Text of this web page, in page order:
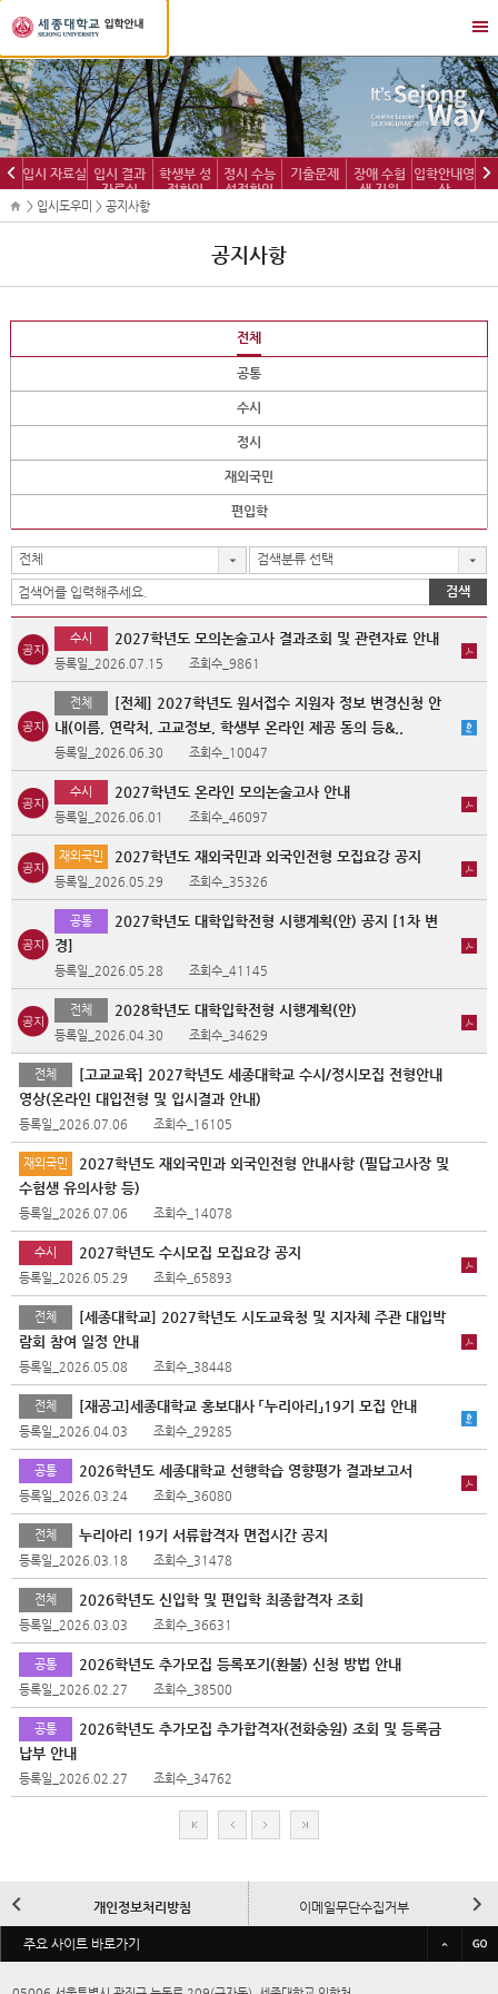
세
종
대
학
교
입
학
정
보
뉴
열
기/
닫
기
이
전
다
음
입시 자료실 입시 결과
자료실
학생부 성
적확인
정시 수능
성적확인
기출문제
장애 수험
생 지원
입학안내영
상
> 입시도우미 > 공지사항
공지사항
전체
공통
수시
정시
재외국민
편입학
전체 검색분류 선택
검색
수시 2027학년도 모의논술고사 결과조회 및 관련자료 안내
등록일_2026.07.15 조회수_9861
전체
[전체] 2027학년도 원서접수 지원자 정보 변경신청 안
내(이름, 연락처, 고교정보, 학생부 온라인 제공 동의 등&..
등록일_2026.06.30 조회수_10047
수시 2027학년도 온라인 모의논술고사 안내
등록일_2026.06.01 조회수_46097
재외국민 2027학년도 재외국민과 외국인전형 모집요강 공지
등록일_2026.05.29 조회수_35326
공통
2027학년도 대학입학전형 시행계획(안) 공지 [1차 변
경]
등록일_2026.05.28 조회수_41145
전체 2028학년도 대학입학전형 시행계획(안)
등록일_2026.04.30 조회수_34629
전체
[고교교육] 2027학년도 세종대학교 수시/정시모집 전형안내
영상(온라인 대입전형 및 입시결과 안내)
등록일_2026.07.06 조회수_16105
재외국민
2027학년도 재외국민과 외국인전형 안내사항 (필답고사장 및
수험생 유의사항 등)
등록일_2026.07.06 조회수_14078
수시 2027학년도 수시모집 모집요강 공지
등록일_2026.05.29 조회수_65893
전체
[세종대학교] 2027학년도 시도교육청 및 지자체 주관 대입박
람회 참여 일정 안내
등록일_2026.05.08 조회수_38448
전체 [재공고]세종대학교 홍보대사 「누리아리」19기 모집 안내
등록일_2026.04.03 조회수_29285
공통 2026학년도 세종대학교 선행학습 영향평가 결과보고서
등록일_2026.03.24 조회수_36080
전체 누리아리 19기 서류합격자 면접시간 공지
등록일_2026.03.18 조회수_31478
전체 2026학년도 신입학 및 편입학 최종합격자 조회
등록일_2026.03.03 조회수_36631
공통 2026학년도 추가모집 등록포기(환불) 신청 방법 안내
등록일_2026.02.27 조회수_38500
공통
2026학년도 추가모집 추가합격자(전화충원) 조회 및 등록금
납부 안내
등록일_2026.02.27 조회수_34762
처
이
다
마
다
개인정보처리방침 이메일무단수집거부
규정/예결산공고 대학정보공시
주요 사이트 바로가기
바
로